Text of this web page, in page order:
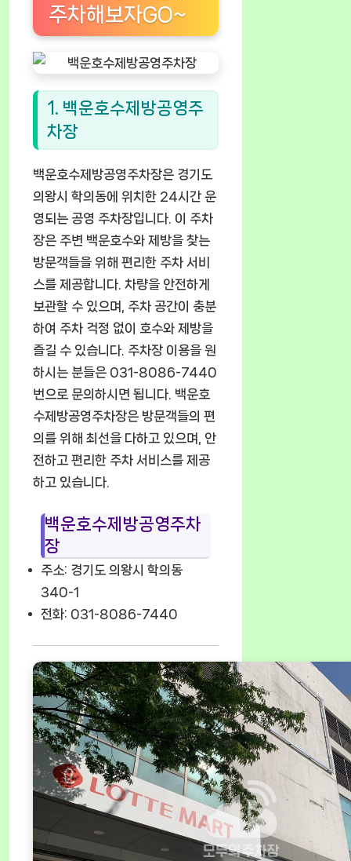
주차해보자GO~
1. 백운호수제방공영주
차장
백운호수제방공영주차장은 경기도
의왕시 학의동에 위치한 24시간 운
영되는 공영 주차장입니다. 이 주차
장은 주변 백운호수와 제방을 찾는
방문객들을 위해 편리한 주차 서비
스를 제공합니다. 차량을 안전하게
보관할 수 있으며, 주차 공간이 충분
하여 주차 걱정 없이 호수와 제방을
즐길 수 있습니다. 주차장 이용을 원
하시는 분들은 031-8086-7440
번으로 문의하시면 됩니다. 백운호
수제방공영주차장은 방문객들의 편
의를 위해 최선을 다하고 있으며, 안
전하고 편리한 주차 서비스를 제공
하고 있습니다.
백운호수제방공영주차
장
주소: 경기도 의왕시 학의동
340-1
전화: 031-8086-7440